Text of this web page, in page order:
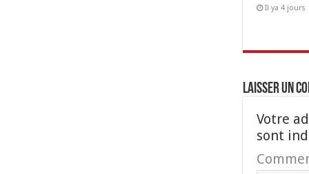
Il ya 4 jours
Laisser un
Votre
sont